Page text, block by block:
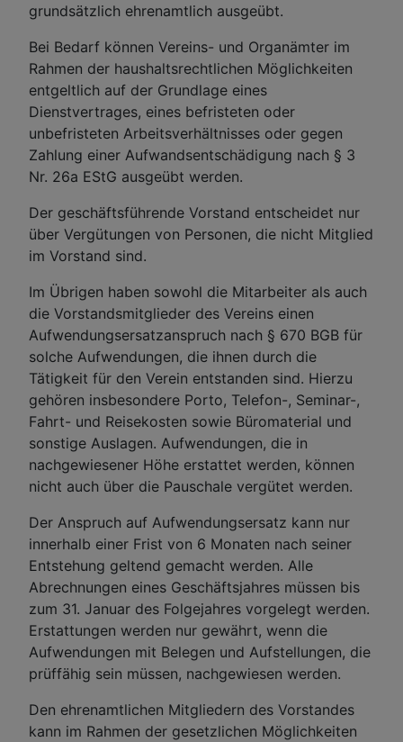
grundsätzlich ehrenamtlich ausgeübt.
Bei Bedarf können Vereins- und Organämter im
Rahmen der haushaltsrechtlichen Möglichkeiten
entgeltlich auf der Grundlage eines
Dienstvertrages, eines befristeten oder
unbefristeten Arbeitsverhältnisses oder gegen
Zahlung einer Aufwandsentschädigung nach § 3
Nr. 26a EStG ausgeübt werden.
Der geschäftsführende Vorstand entscheidet nur
über Vergütungen von Personen, die nicht Mitglied
im Vorstand sind.
Im Übrigen haben sowohl die Mitarbeiter als auch
die Vorstandsmitglieder des Vereins einen
Aufwendungsersatzanspruch nach § 670 BGB für
solche Aufwendungen, die ihnen durch die
Tätigkeit für den Verein entstanden sind. Hierzu
gehören insbesondere Porto, Telefon-, Seminar-,
Fahrt- und Reisekosten sowie Büromaterial und
sonstige Auslagen. Aufwendungen, die in
nachgewiesener Höhe erstattet werden, können
nicht auch über die Pauschale vergütet werden.
Der Anspruch auf Aufwendungsersatz kann nur
innerhalb einer Frist von 6 Monaten nach seiner
Entstehung geltend gemacht werden. Alle
Abrechnungen eines Geschäftsjahres müssen bis
zum 31. Januar des Folgejahres vorgelegt werden.
Erstattungen werden nur gewährt, wenn die
Aufwendungen mit Belegen und Aufstellungen, die
prüffähig sein müssen, nachgewiesen werden.
Den ehrenamtlichen Mitgliedern des Vorstandes
kann im Rahmen der gesetzlichen Möglichkeiten